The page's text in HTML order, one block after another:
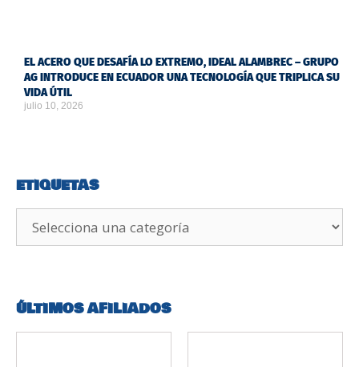
EL ACERO QUE DESAFÍA LO EXTREMO, IDEAL ALAMBREC – GRUPO
AG INTRODUCE EN ECUADOR UNA TECNOLOGÍA QUE TRIPLICA SU
VIDA ÚTIL
julio 10, 2026
ETIQUETAS
ÚLTIMOS AFILIADOS